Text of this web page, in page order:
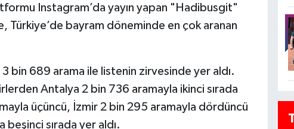
Instagram’da yayın yapan "Hadibusgit"
Türkiye’de bayram döneminde en çok aranan
bin 689 arama ile listenin zirvesinde yer aldı.
Antalya 2 bin 736 aramayla ikinci sırada
üçüncü, İzmir 2 bin 295 aramayla dördüncü
sırada yer aldı.